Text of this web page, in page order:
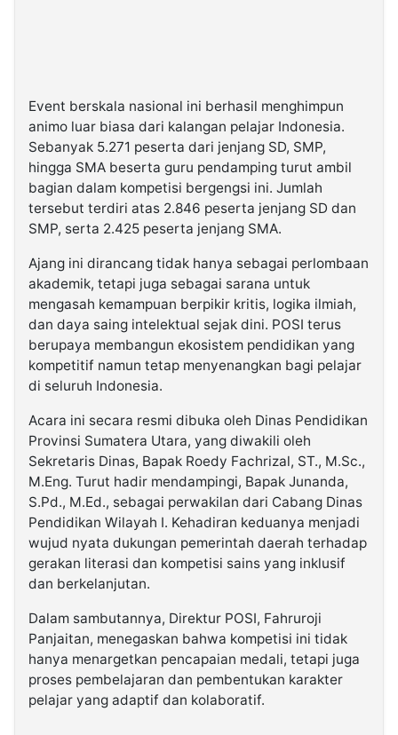
Event berskala nasional ini berhasil menghimpun
animo luar biasa dari kalangan pelajar Indonesia.
Sebanyak 5.271 peserta dari jenjang SD, SMP,
hingga SMA beserta guru pendamping turut ambil
bagian dalam kompetisi bergengsi ini. Jumlah
tersebut terdiri atas 2.846 peserta jenjang SD dan
SMP, serta 2.425 peserta jenjang SMA.
Ajang ini dirancang tidak hanya sebagai perlombaan
akademik, tetapi juga sebagai sarana untuk
mengasah kemampuan berpikir kritis, logika ilmiah,
dan daya saing intelektual sejak dini. POSI terus
berupaya membangun ekosistem pendidikan yang
kompetitif namun tetap menyenangkan bagi pelajar
di seluruh Indonesia.
Acara ini secara resmi dibuka oleh Dinas Pendidikan
Provinsi Sumatera Utara, yang diwakili oleh
Sekretaris Dinas, Bapak Roedy Fachrizal, ST., M.Sc.,
M.Eng. Turut hadir mendampingi, Bapak Junanda,
S.Pd., M.Ed., sebagai perwakilan dari Cabang Dinas
Pendidikan Wilayah I. Kehadiran keduanya menjadi
wujud nyata dukungan pemerintah daerah terhadap
gerakan literasi dan kompetisi sains yang inklusif
dan berkelanjutan.
Dalam sambutannya, Direktur POSI, Fahruroji
Panjaitan, menegaskan bahwa kompetisi ini tidak
hanya menargetkan pencapaian medali, tetapi juga
proses pembelajaran dan pembentukan karakter
pelajar yang adaptif dan kolaboratif.